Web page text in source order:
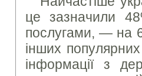
це зазначили
послугами, — на
інших
інформації з